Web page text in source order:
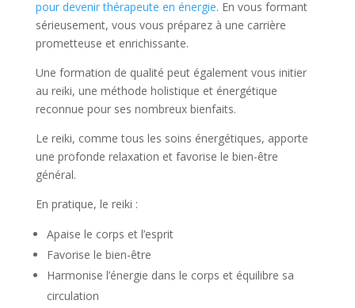
pour devenir thérapeute en énergie. En vous formant
sérieusement, vous vous préparez à une carrière
prometteuse et enrichissante.
Une formation de qualité peut également vous initier
au reiki, une méthode holistique et énergétique
reconnue pour ses nombreux bienfaits.
Le reiki, comme tous les soins énergétiques, apporte
une profonde relaxation et favorise le bien-être
général.
En pratique, le reiki :
Apaise le corps et l’esprit
Favorise le bien-être
Harmonise l’énergie dans le corps et équilibre sa
circulation